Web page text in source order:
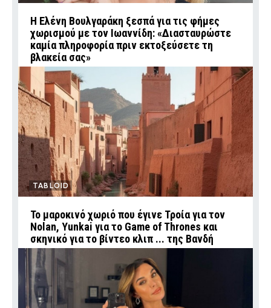
Η Ελένη Βουλγαράκη ξεσπά για τις φήμες
χωρισμού με τον Ιωαννίδη: «Διασταυρώστε
καμία πληροφορία πριν εκτοξεύσετε τη
βλακεία σας»
TABLOID
Το μαροκινό χωριό που έγινε Τροία για τον
Nolan, Yunkai για το Game of Thrones και
σκηνικό για το βίντεο κλιπ ... της Βανδή